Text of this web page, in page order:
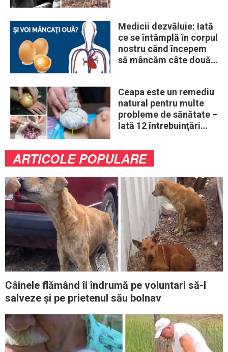
Medicii dezvăluie: Iată
ce se întâmplă în corpul
nostru când începem
să mâncăm câte două
Ceapa este un remediu
natural pentru multe
probleme de sănătate –
Iată 12 întrebuinţări
ARTICOLE POPULARE
Câinele flămând îi îndrumă pe voluntari să-l
salveze și pe prietenul său bolnav